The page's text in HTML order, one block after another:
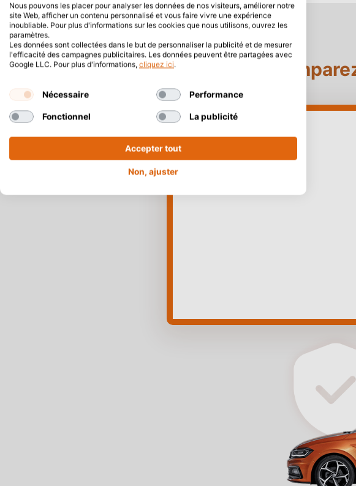
Nous pouvons les placer pour analyser les données de nos visiteurs, améliorer notre
site Web, afficher un contenu personnalisé et vous faire vivre une expérience
inoubliable. Pour plus d'informations sur les cookies que nous utilisons, ouvrez les
paramètres.
Les données sont collectées dans le but de personnaliser la publicité et de mesurer
l'efficacité des campagnes publicitaires. Les données peuvent être partagées avec
Google LLC. Pour plus d'informations, cliquez ici.
Nécessaire Performance
Fonctionnel La publicité
Accepter tout
Non, ajuster